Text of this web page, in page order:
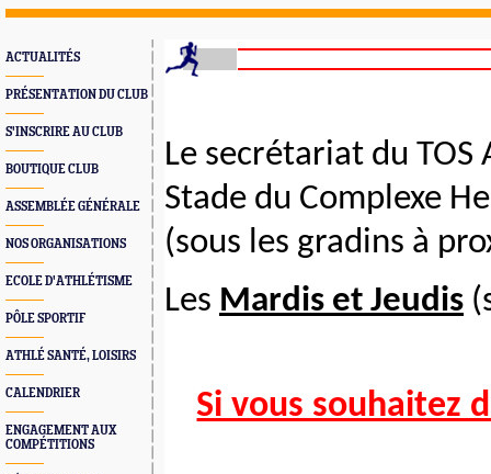
ACTUALITÉS
PRÉSENTATION DU CLUB
S'INSCRIRE AU CLUB
BOUTIQUE CLUB
ASSEMBLÉE GÉNÉRALE
NOS ORGANISATIONS
ECOLE D'ATHLÉTISME
PÔLE SPORTIF
ATHLÉ SANTÉ, LOISIRS
CALENDRIER
ENGAGEMENT AUX
COMPÉTITIONS
Le secrétariat du
Stade du Complexe
(sous les gradins à
Les Mardis et Jeudis
Si vous souhaitez